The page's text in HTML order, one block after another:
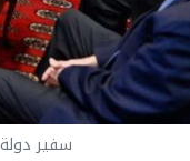
سفير